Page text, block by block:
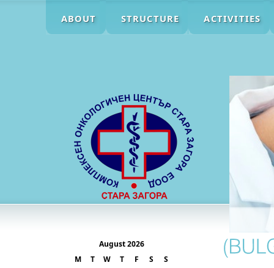
ABOUT STRUCTURE ACTIVITIES
August 2026
M
T W T F S S